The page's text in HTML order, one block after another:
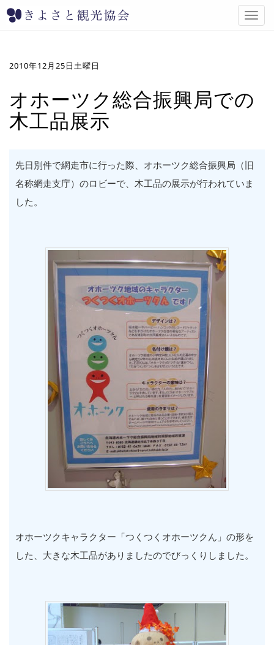
T
o
a
t
o
2010年12月25日土曜日
オホーツク総合振興局での
木工品展示
先日別件で網走市に行った際、オホーツク総合振興局（旧
名称網走支庁）のロビーで、木工品の展示が行われていま
した。
オホーツクキャラクター「つくつくオホーツクん」の形を
した、大きな木工品がありましたのでびっくりしました。